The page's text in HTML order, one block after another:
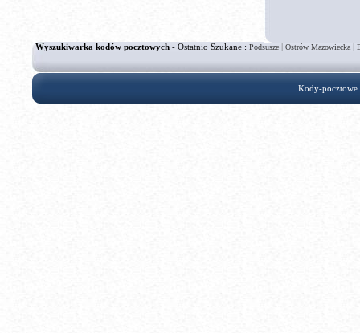
Wyszukiwarka kodów pocztowych - Ostatnio Szukane : Podsusze|Ostrów Mazowiecka|
Kody-